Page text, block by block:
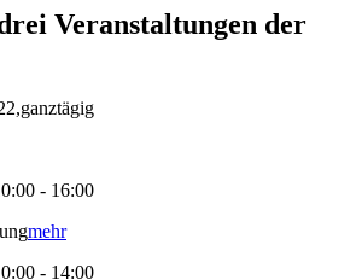
Veranstaltungen der
- 16:00
mehr
- 14:00